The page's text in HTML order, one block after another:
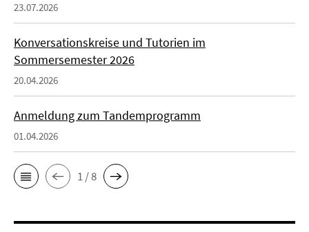
23.07.2026
Konversationskreise und Tutorien im
Sommersemester 2026
20.04.2026
Anmeldung zum Tandemprogramm
01.04.2026
1 / 8